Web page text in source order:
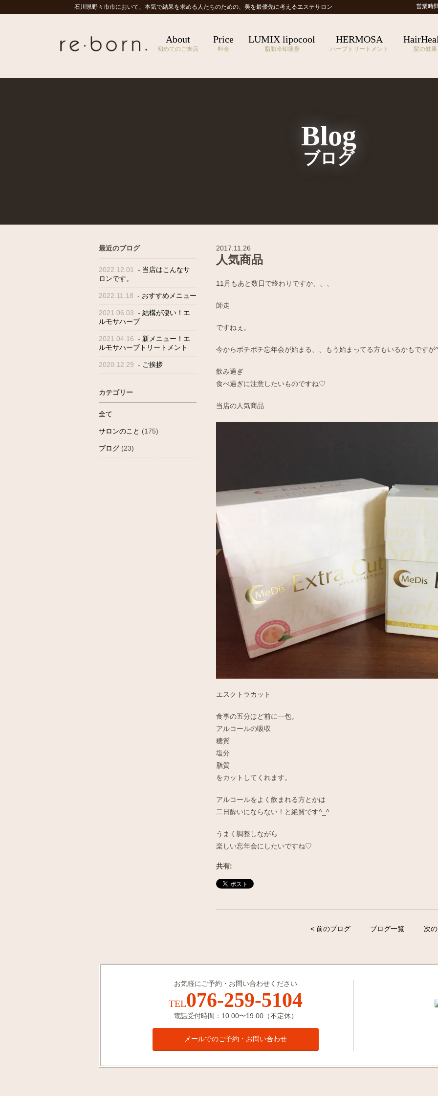
石川県野々市市において、本気で結果を求める人たちのための、 美を最優先に考えるエステサロン 営業時
About
初めてのご来店
Price
料金
LUMIX lipocool
脂肪冷却痩身
HERMOSA
ハーブトリートメント 髪の健康
Blog
ブログ
2017.11.26
人気商品
11月もあと数日で終わりですか、、、
師走
ですねぇ。
今からボチボチ忘年会が始まる、、もう始まってる方もいるかもですが
飲み過ぎ
食べ過ぎに注意したいものですね♡
当店の人気商品
エスクトラカット
食事の五分ほど前に一包。
アルコールの吸収
糖質
塩分
脂質
をカットしてくれます。
アルコールをよく飲まれる方とかは
二日酔いにならない！と絶賛です^_^
うまく調整しながら
楽しい忘年会にしたいですね♡
共有:
< 前のブログ ブログ一覧 次
最近のブログ
2022.12.01 - 当店はこんなサ
ロンです。
2022.11.18 - おすすめメニュー
2021.06.03 - 結構が凄い！エ
ルモサハーブ
2021.04.16 - 新メニュー！エ
ルモサハーブトリートメント
2020.12.29 - ご挨拶
カテゴリー
全て
サロンのこと (175)
ブログ (23)
お気軽にご予約・お問い合わせください
TEL076-259-5104
電話受付時間：10:00〜19:00（不定休）
メールでのご予約・お問い合わせ